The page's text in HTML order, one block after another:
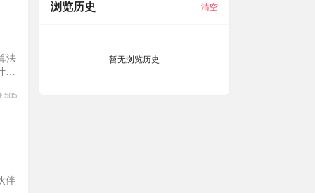
法
算
扩
505
伴
浏览历史 清空
暂无浏览历史